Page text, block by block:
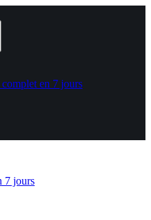
en 7 jours
7 jours